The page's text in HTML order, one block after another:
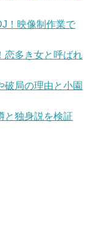
！映像制作業で
恋多き女と呼ばれ
破局の理由と小園
と独身説を検証